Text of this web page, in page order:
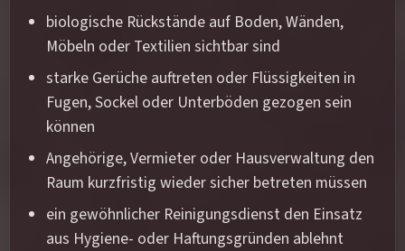
biologische Rückstände auf Boden, Wänden,
Möbeln oder Textilien sichtbar sind
starke Gerüche auftreten oder Flüssigkeiten in
Fugen, Sockel oder Unterböden gezogen sein
können
Angehörige, Vermieter oder Hausverwaltung den
Raum kurzfristig wieder sicher betreten müssen
ein gewöhnlicher Reinigungsdienst den Einsatz
aus Hygiene- oder Haftungsgründen ablehnt